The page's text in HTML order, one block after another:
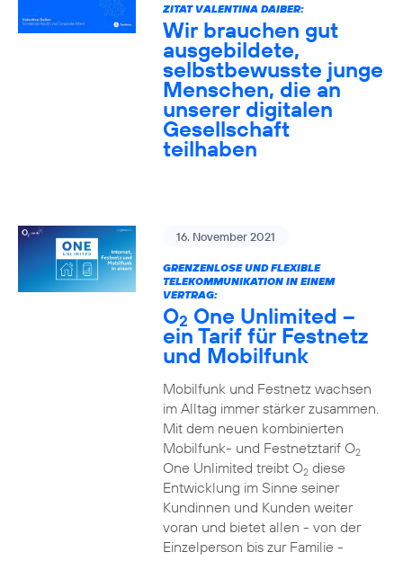
ZITAT VALENTINA DAIBER:
Wir brauchen gut
ausgebildete,
selbstbewusste junge
Menschen, die an
unserer digitalen
Gesellschaft
teilhaben
16. November 2021
GRENZENLOSE UND FLEXIBLE
TELEKOMMUNIKATION IN EINEM
VERTRAG:
O2 One Unlimited –
ein Tarif für Festnetz
und Mobilfunk
Mobilfunk und Festnetz wachsen
im Alltag immer stärker zusammen.
Mit dem neuen kombinierten
Mobilfunk- und Festnetztarif O2
One Unlimited treibt O2diese
Entwicklung im Sinne seiner
Kundinnen und Kunden weiter
voran und bietet allen - von der
Einzelperson bis zur Familie -